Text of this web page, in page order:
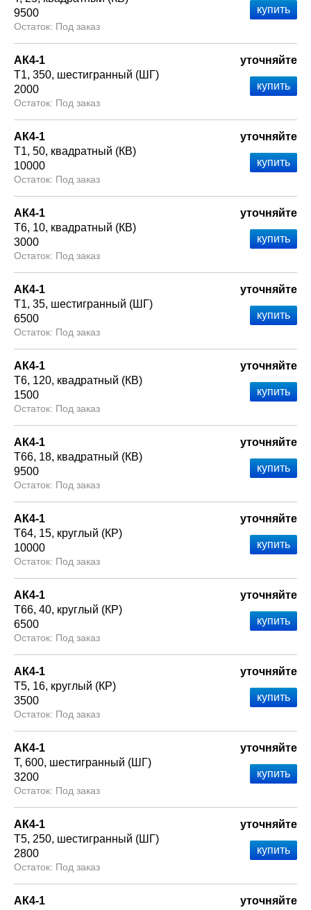
9500
Под заказ
АК4-1
Т1 350 шестигранный (ШГ)
2000
Под заказ
уточняйте
АК4-1
Т1 50 квадратный (КВ)
10000
Под заказ
уточняйте
АК4-1
Т6 10 квадратный (КВ)
3000
Под заказ
уточняйте
АК4-1
Т1 35 шестигранный (ШГ)
6500
Под заказ
уточняйте
АК4-1
Т6 120 квадратный (КВ)
1500
Под заказ
уточняйте
АК4-1
Т66 18 квадратный (КВ)
9500
Под заказ
уточняйте
АК4-1
Т64 15 круглый (КР)
10000
Под заказ
уточняйте
АК4-1
Т66 40 круглый (КР)
6500
Под заказ
уточняйте
АК4-1
Т5 16 круглый (КР)
3500
Под заказ
уточняйте
АК4-1
Т 600 шестигранный (ШГ)
3200
Под заказ
уточняйте
АК4-1
Т5 250 шестигранный (ШГ)
2800
Под заказ
уточняйте
АК4-1
уточняйте